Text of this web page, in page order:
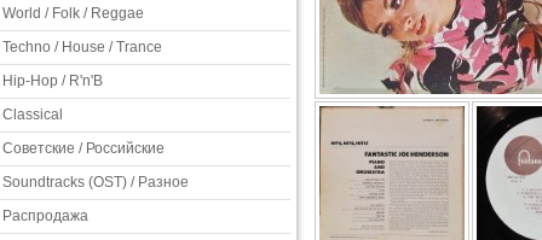
World / Folk / Reggae
Techno / House / Trance
Hip-Hop / R'n'B
Classical
Советские / Российские
Soundtracks (OST) / Разное
Распродажа